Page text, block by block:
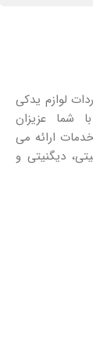
سال ۱۳۹۰ در زمینه واردات لوازم یدکی
با شما عزیزان
ارائه می
دیگنیتی و